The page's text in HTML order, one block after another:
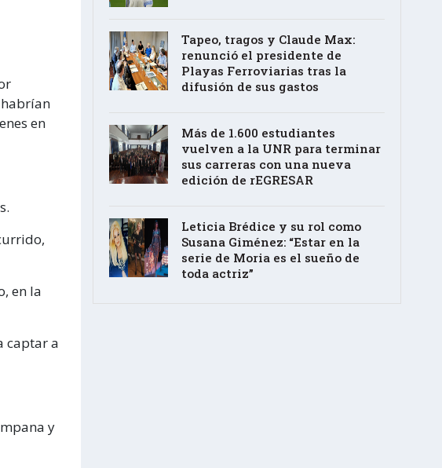
en
en la
captar a
y
Tapeo, tragos y Claude Max:
renunció el presidente de
Playas Ferroviarias tras la
difusión de sus gastos
Más de 1.600 estudiantes
vuelven a la UNR para terminar
sus carreras con una nueva
edición de rEGRESAR
Leticia Brédice y su rol como
Susana Giménez: “Estar en la
serie de Moria es el sueño de
toda actriz”